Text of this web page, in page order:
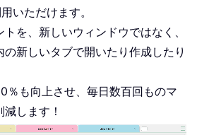
いただけます。
を、新しいウィンドウではなく、
の新しいタブで開いたり作成したり
％も向上させ、毎日数百回ものマ
します！